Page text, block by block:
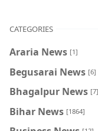
CATEGORIES
Araria News [1]
Begusarai News [6]
Bhagalpur News [7]
Bihar News [1864]